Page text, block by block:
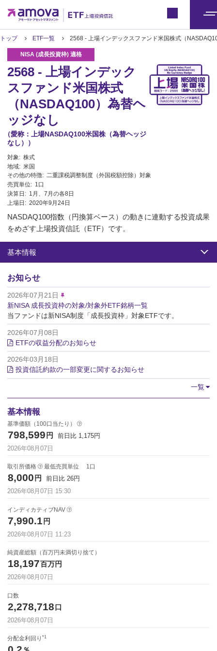
ETFトップ
ニ
トップ ETF一覧 2568 - 上場インデックスファンド米国株式（
2568 - 上場インデック
スファンド米国株式
（NASDAQ100）為替ヘ
ッジなし
（愛称：上場NASDAQ100米国株（為替ヘッジ
なし））
対象: 株式
地域: 米国
その他の特徴: 二重課税調整制度（外国税額控除）対象
売買単位: 1口
決算日: 1月、7月の各8日
上場日: 2020年9月24日
NASDAQ100指数（円換算ベース）の動きに連動する投資成果
をめざす上場投資信託（ETF）です。
基本情報
お知らせ
2026年07月21日
新NISA 成長投資枠の対象/対象外ETF銘柄一覧
当ファンドは新NISA制度「成長投資枠」対象ETFです。
2026年07月08日
ETFの収益分配のお知らせ
2026年03月18日
投資信託約款の一部変更に関するお知らせ
一覧
基本情報
基準価額（100口当たり）
798,599 円 前日比 1,175円
2026年08月07日
取引所価格 最低売買単位 1口
8,000 円 前日比 26円
2026年08月07日 15:30
インディカティブNAV
7,990.1 円
2026年08月07日 11:23
純資産総額（百万円未満切り捨て）
18,197百万円
2026年08月07日
口数
2,278,718口
2026年08月07日
分配金利回り *1